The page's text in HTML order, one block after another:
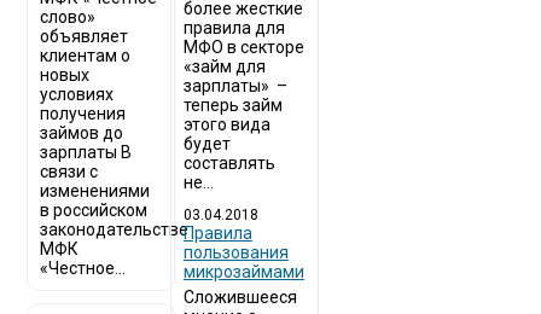
слово»
объявляет
клиентам о
новых
условиях
получения
займов до
зарплаты В
связи с
изменениями
в российском
законодательстве
МФК
«Честное...
более жесткие
правила для
МФО в секторе
«займ для
зарплаты» –
теперь займ
этого вида
будет
составлять
не...
03.04.2018
​Правила
пользования
микрозаймами
Сложившееся